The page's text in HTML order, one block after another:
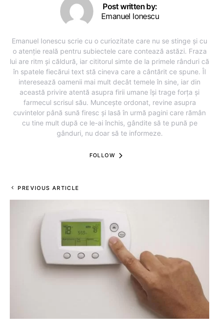
Post written by:
Emanuel Ionescu
Emanuel Ionescu scrie cu o curiozitate care nu se stinge și cu
o atenție reală pentru subiectele care contează astăzi. Fraza
lui are ritm și căldură, iar cititorul simte de la primele rânduri că
în spatele fiecărui text stă cineva care a cântărit ce spune. Îl
interesează oamenii mai mult decât temele în sine, iar din
această privire atentă asupra firii umane își trage forța și
farmecul scrisul său. Muncește ordonat, revine asupra
cuvintelor până sună firesc și lasă în urmă pagini care rămân
cu tine mult după ce le-ai închis, gândite să te pună pe
gânduri, nu doar să te informeze.
FOLLOW
PREVIOUS ARTICLE